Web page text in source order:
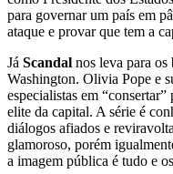
para governar um país em
ataque e provar que tem a
Já Scandal nos leva para os
Washington. Olivia Pope e
especialistas em
elite da capital. A série é
diálogos afiados e
glamoroso, porém
a imagem pública é tudo e